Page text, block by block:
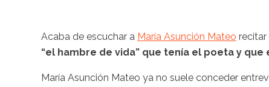
Acaba de escuchar a María Asunción Mateo
“el hambre de vida” que tenía el poeta y
María Asunción Mateo ya no suele conceder